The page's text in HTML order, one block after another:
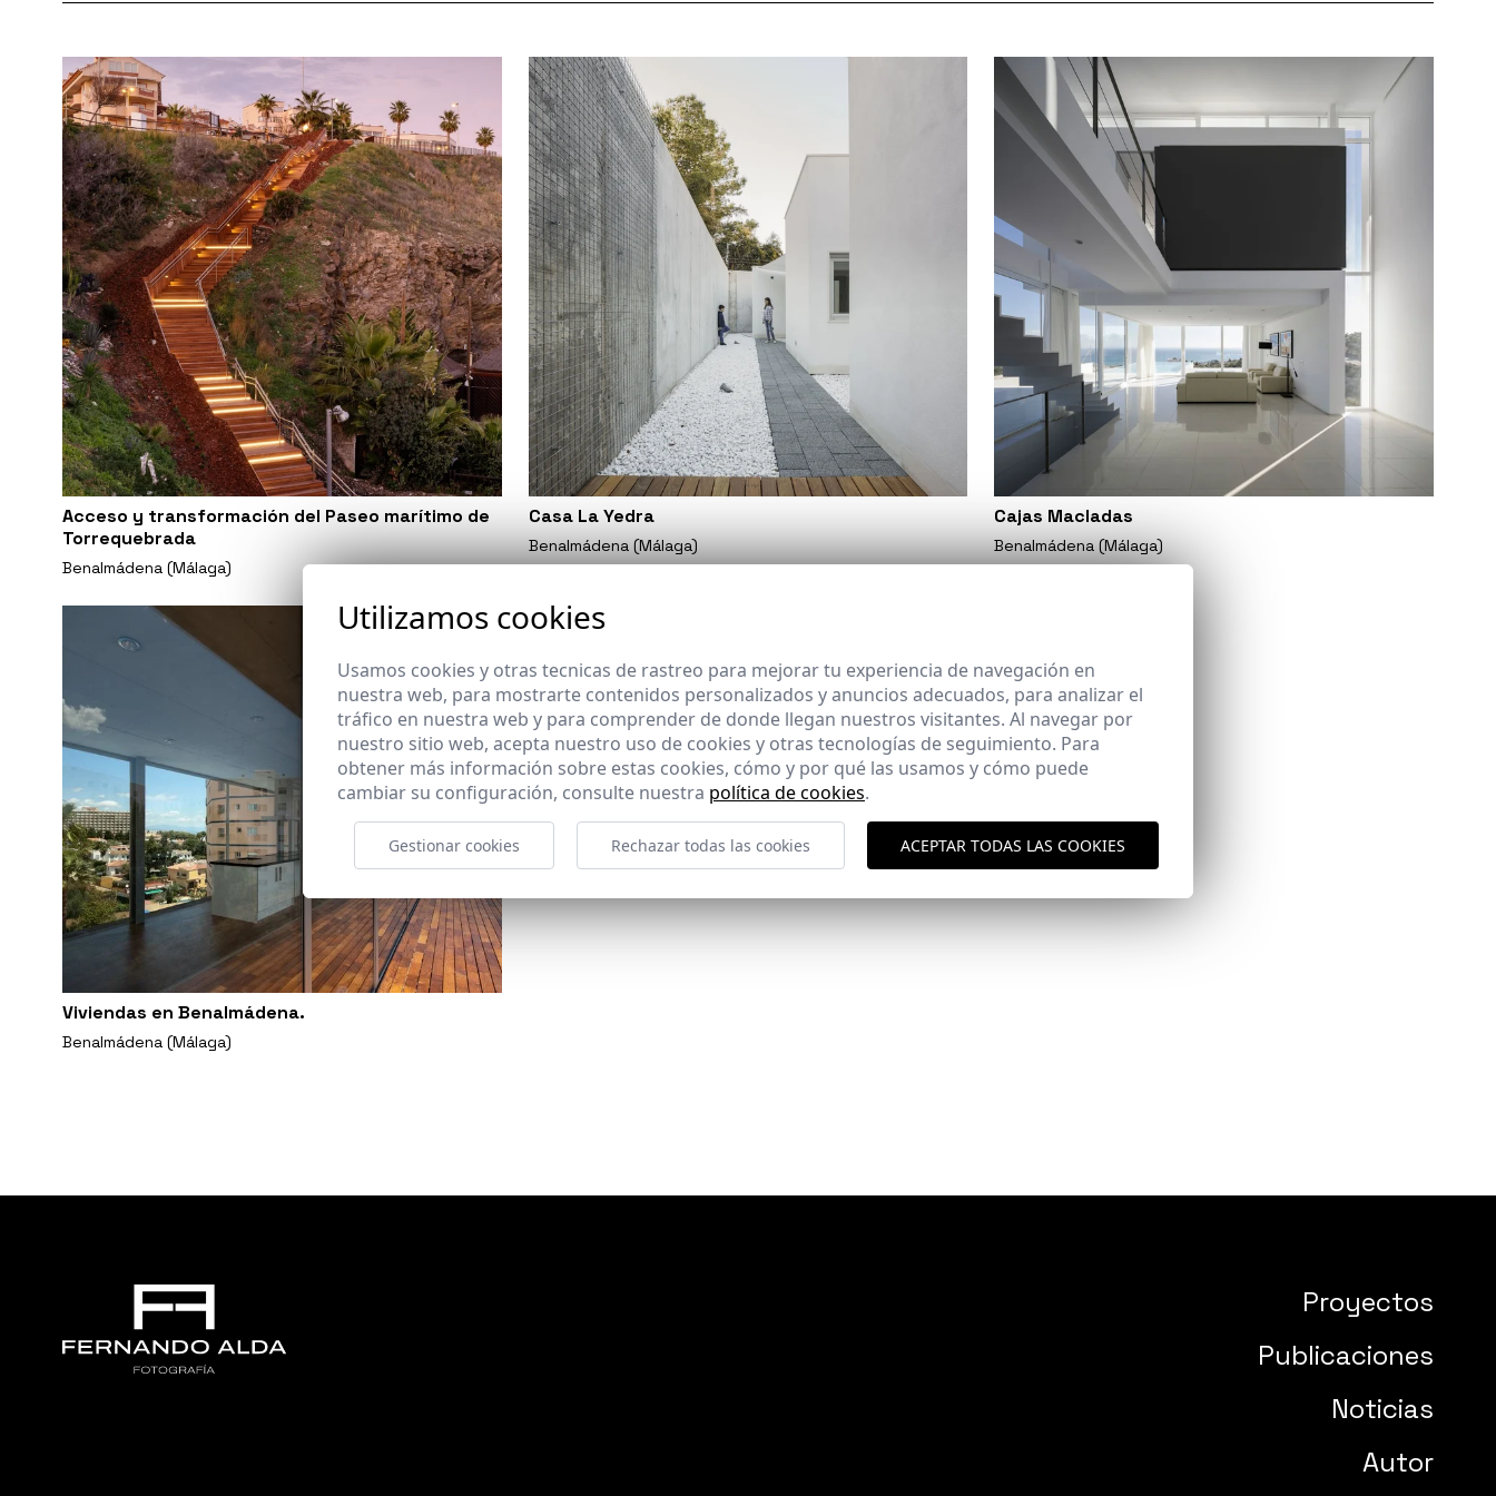
Acceso y transformación del Paseo marítimo de
Torrequebrada
Benalmádena (Málaga)
Casa La Yedra
Benalmádena (Málaga)
Cajas Macladas
Benalmádena (Málaga)
Viviendas en Benalmádena.
Benalmádena (Málaga)
Proyectos
Publicaciones
Noticias
Autor
Utilizamos cookies
Usamos cookies y otras tecnicas de rastreo para mejorar tu experiencia de navegación en
nuestra web, para mostrarte contenidos personalizados y anuncios adecuados, para analizar el
tráfico en nuestra web y para comprender de donde llegan nuestros visitantes. Al navegar por
nuestro sitio web, acepta nuestro uso de cookies y otras tecnologías de seguimiento. Para
obtener más información sobre estas cookies, cómo y por qué las usamos y cómo puede
cambiar su configuración, consulte nuestra política de cookies.
Gestionar cookies Rechazar todas las cookies ACEPTAR TODAS LAS COOKIES